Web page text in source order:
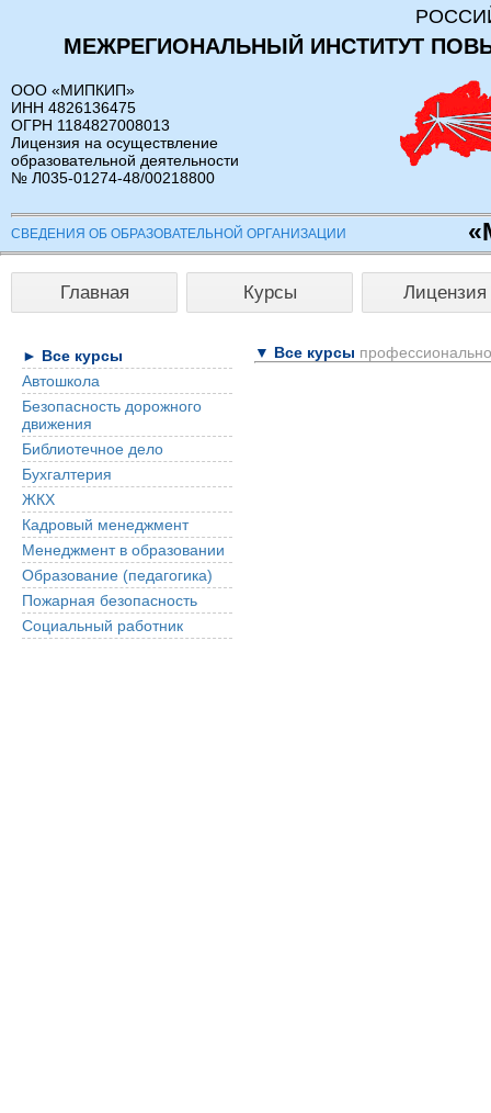
МЕЖРЕГИОНАЛЬНЫЙ ИНСТИТУТ
ООО «МИПКИП»
ИНН 4826136475
ОГРН 1184827008013
Лицензия на осуществление
образовательной деятельности
№ Л035-01274-48/00218800
СВЕДЕНИЯ ОБ ОБРАЗОВАТЕЛЬНОЙ ОРГАНИЗАЦИИ
Главная Курсы Лицензия
► Все курсы
Автошкола
Безопасность дорожного
движения
Библиотечное дело
Бухгалтерия
ЖКХ
Кадровый менеджмент
Менеджмент в образовании
Образование (педагогика)
Пожарная безопасность
Социальный работник
▼ Все курсы